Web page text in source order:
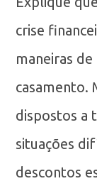
crise
maneiras
casamento.
dispostos a
situações
descontos